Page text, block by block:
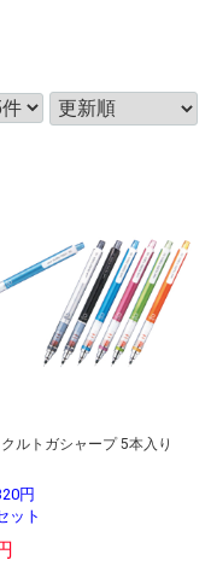
ルトガシャープ 5本入り
円
ット